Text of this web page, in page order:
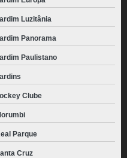
Luzitânia
Panorama
Paulistano
Clube
Parque
Cruz